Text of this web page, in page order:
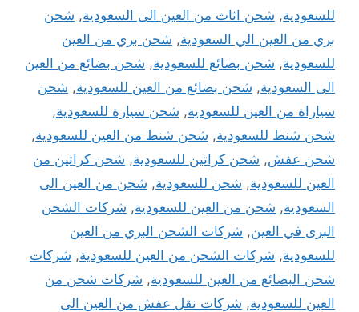
للسعودية, شحن اثاث من العين الى السعودية, شحن
بري من العين الي السعودية, شحن بري من العين
للسعودية, شحن بضائع للسعودية, شحن بضائع من العين
الى السعودية, شحن بضائع من العين للسعودية, شحن
سياراة من العين للسعودية, شحن سيارة للسعودية,
شحن شنط للسعودية, شحن شنط من العين للسعودية,
شحن عفش, شحن كراتين للسعودية, شحن كراتين من
العين للسعودية, شحن للسعودية, شحن من العين الى
السعودية, شحن من العين للسعودية, شركات الشحن
البرى في العين, شركات الشحن البري من العين
للسعودية, شركات الشحن من العين للسعودية, شركات
شحن البضائع من العين للسعودية, شركات شحن من
العين للسعودية, شركات نقل عفش من العين الى